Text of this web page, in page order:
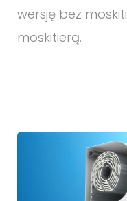
wersję bez
moskitierą.